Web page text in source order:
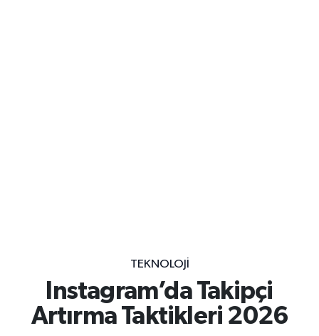
TEKNOLOJI
Instagram’da Takipçi
Artırma Taktikleri 2026